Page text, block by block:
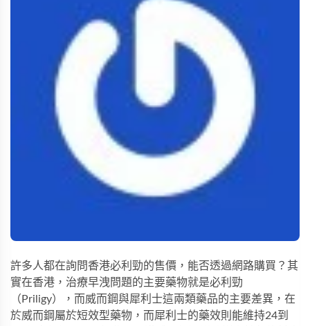
許多人都在詢問香港必利勁的售價，能否透過網路購買？其
實在香港，治療早洩問題的主要藥物就是必利勁
（Priligy），而威而鋼與犀利士這兩類藥品的主要差異，在
於威而鋼屬於短效型藥物，而犀利士的藥效則能維持24到